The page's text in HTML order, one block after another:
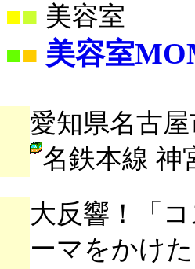
■ 美容室
■■ 美容室
愛知県名古
名鉄本線 神
大反響！「
ーマをかけ